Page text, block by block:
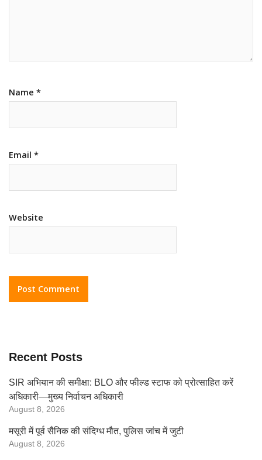
Name *
Email *
Website
Recent Posts
SIR अभियान की समीक्षा: BLO और फील्ड स्टाफ को प्रोत्साहित करें
अधिकारी—मुख्य निर्वाचन अधिकारी
August 8, 2026
मसूरी में पूर्व सैनिक की संदिग्ध मौत, पुलिस जांच में जुटी
August 8, 2026